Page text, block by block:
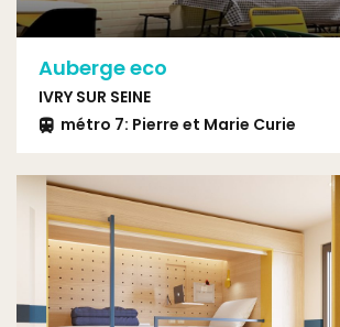
Auberge eco
IVRY SUR SEINE
métro 7: Pierre et Marie Curie